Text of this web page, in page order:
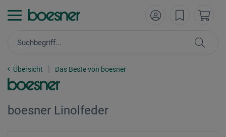
Übersicht Das Beste von boesner
boesner Linolfeder